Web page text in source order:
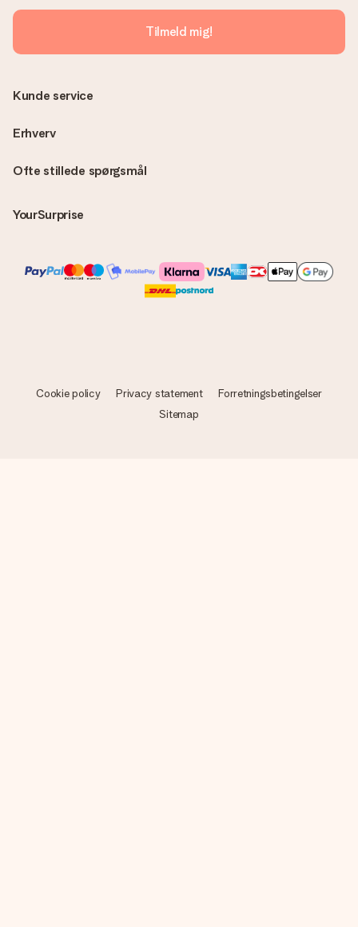
Tilmeld mig!
Ofte stillede spørgsmål
YourSurprise
Kunde service
Erhverv
Cookie policy Privacy statement
Forretningsbetingelser
Sitemap